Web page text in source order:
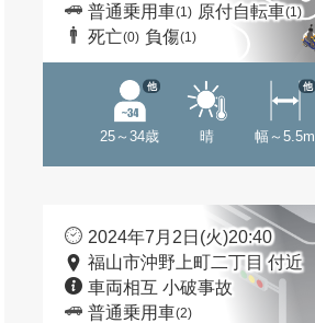
普通乗用車(1) 原付自転車(1)
死亡(0) 負傷(1)
25～34歳
他
晴 幅～5.5m
他
2024年7月2日(火)20:40
福山市沖野上町二丁目 付近
車両相互 小破事故
普通乗用車(2)